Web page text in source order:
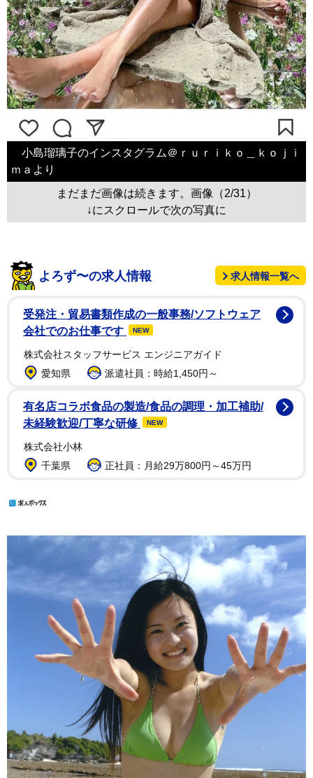
小島瑠璃子のインスタグラム＠ｒｕｒｉｋｏ＿ｋｏｊｉ
ｍａより
まだまだ画像は続きます。画像（2/31）
↓にスクロールで次の写真に
よろず〜の求人情報 求人情報一覧へ
受発注・貿易書類作成の一般事務/ソフトウェア
会社でのお仕事です
NEW
株式会社スタッフサービス エンジニアガイド
愛知県
派遣社員：時給1,450円～
有名店コラボ食品の製造/食品の調理・加工補助/
未経験歓迎/丁寧な研修
NEW
株式会社小林
千葉県
正社員：月給29万800円～45万円